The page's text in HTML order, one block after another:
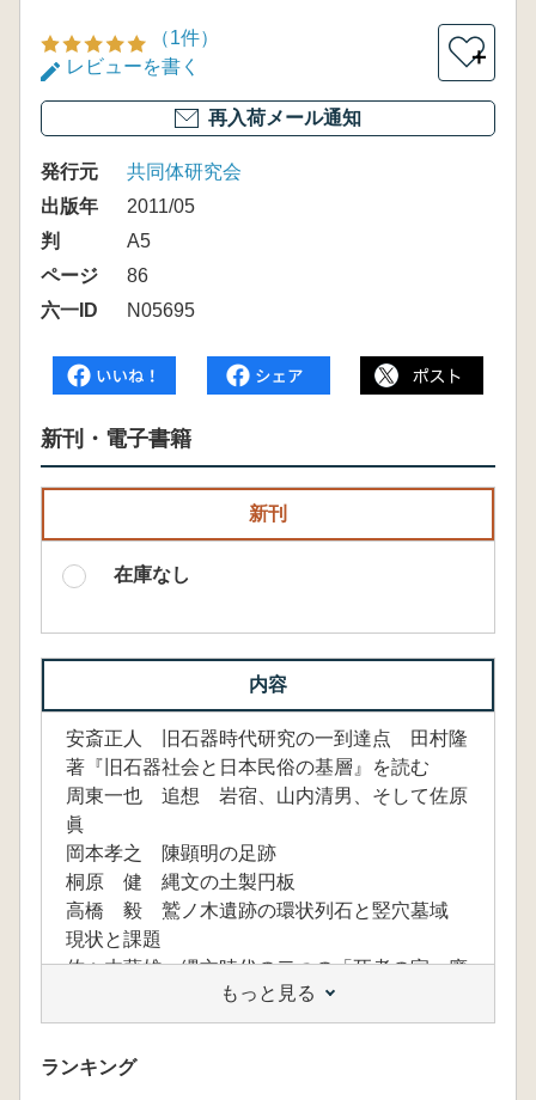
（1件）
レビューを書く
＋
再入荷メール通知
発行元
共同体研究会
出版年
2011/05
判
A5
ページ
86
六一ID
N05695
新刊・電子書籍
新刊
在庫なし
内容
安斎正人 旧石器時代研究の一到達点 田村隆
著『旧石器社会と日本民俗の基層』を読む
周東一也 追想 岩宿、山内清男、そして佐原
眞
岡本孝之 陳顕明の足跡
桐原 健 縄文の土製円板
高橋 毅 鷲ノ木遺跡の環状列石と竪穴墓域
現状と課題
佐々木藤雄 縄文時代の二つの「死者の家」廃
屋墓と埋葬専用家屋もっと見る
ランキング